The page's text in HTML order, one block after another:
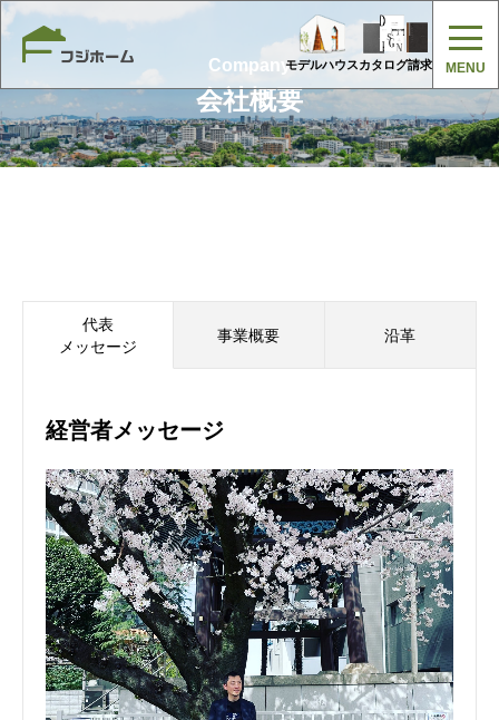
モデルハウスカタログ請求
Company
会社概要
代表
メッセージ
事業概要 沿革
経営者メッセージ